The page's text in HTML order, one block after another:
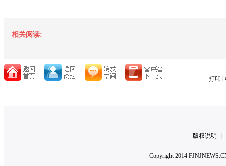
相关阅读:
打印
版权说明
Copyright 2014